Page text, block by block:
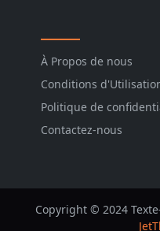
À Propos de nous
Conditions
Politique de
Contactez-nous
Copyright © 2024